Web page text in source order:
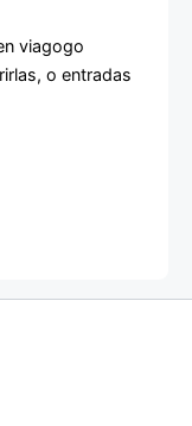
viagogo
o entradas